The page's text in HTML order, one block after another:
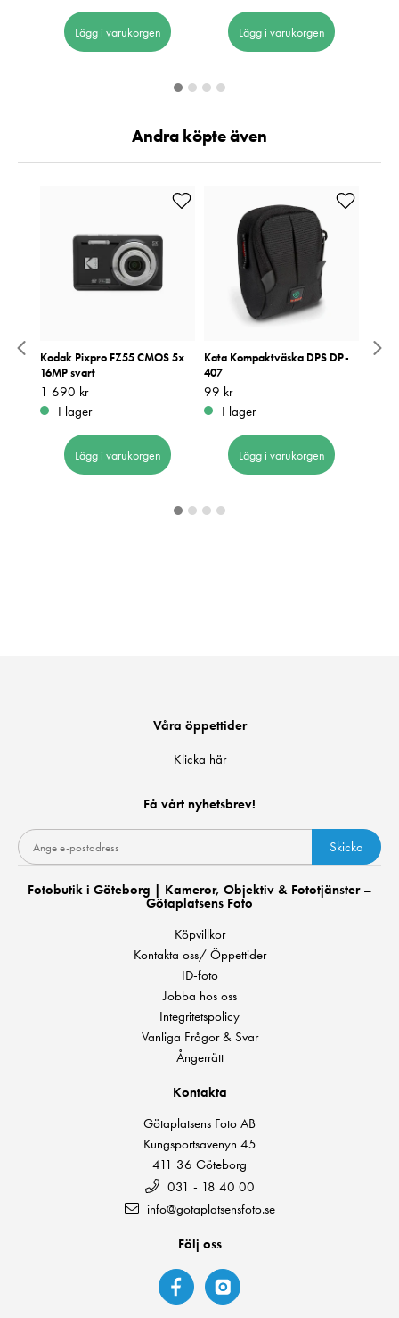
Lägg i varukorgen Lägg i varukorgen
Andra köpte även
Kodak Pixpro FZ55 CMOS 5x
16MP svart
Pris:1 690 kr
1 690 kr
I lager
Lägg i varukorgen
Kata Kompaktväska DPS DP-
407
Pris :99 kr
99 kr
I lager
Lägg i varukorgen
Våra öppettider
Klicka här
Få vårt nyhetsbrev!
Skicka
Fotobutik i Göteborg | Kameror, Objektiv & Fototjänster –
Götaplatsens Foto
Köpvillkor
Kontakta oss/ Öppettider
ID-foto
Jobba hos oss
Integritetspolicy
Vanliga Frågor & Svar
Ångerrätt
Kontakta
Götaplatsens Foto AB
Kungsportsavenyn 45
411 36 Göteborg
031 - 18 40 00
info@gotaplatsensfoto.se
Följ oss